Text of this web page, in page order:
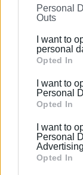
on theIAB’s
further
Please note
Google
behaviour.
Google and
section.
Personal
Outs
I want to
personal
Opted In
I want to
Personal
Opted In
I want to
Personal
Opted In
ανάμεσα σε
υποστηρίζουμε
όλους τους
του κόσμου.
από όπου και
Εμφανίσεις: